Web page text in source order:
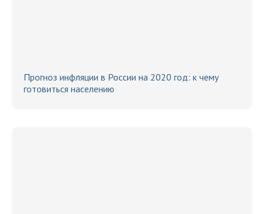
Прогноз инфляции в России на 2020 год: к чему
готовиться населению